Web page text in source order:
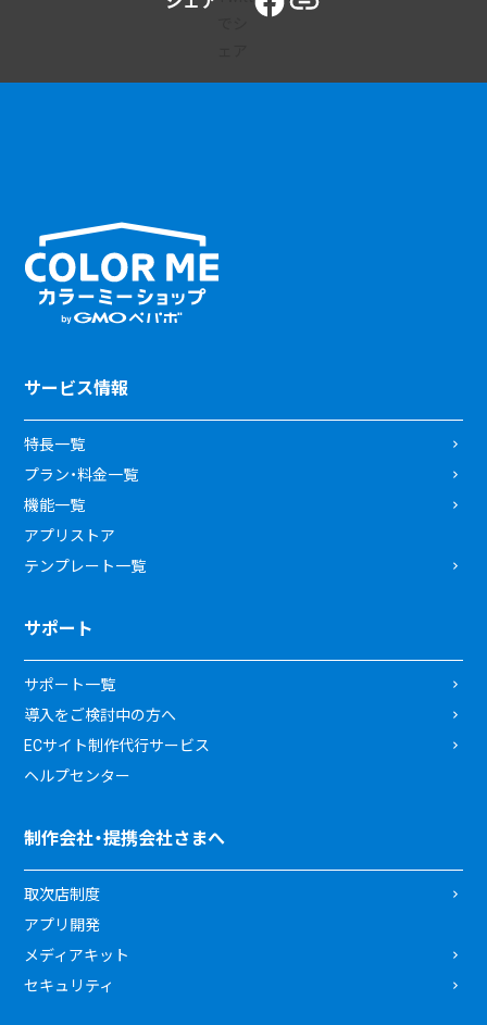
サービス情報
特長一覧
プラン・料金一覧
機能一覧
アプリストア
テンプレート一覧
サポート
サポート一覧
導入をご検討中の方へ
ECサイト制作代行サービス
ヘルプセンター
制作会社・提携会社さまへ
取次店制度
アプリ開発
メディアキット
セキュリティ